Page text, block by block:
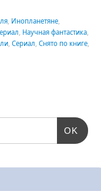
, Инопланетяне,
, Научная фантастика,
, Сериал, Снято по книге,
OK